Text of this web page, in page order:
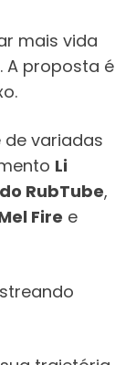
mais vida
A proposta é
de variadas
Li
RubTube,
Fire e